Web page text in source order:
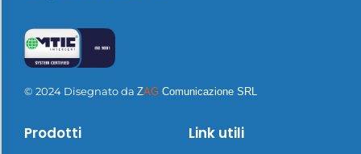
© 2024 Disegnato da ZAG Comunicazione SRL
Prodotti Link utili